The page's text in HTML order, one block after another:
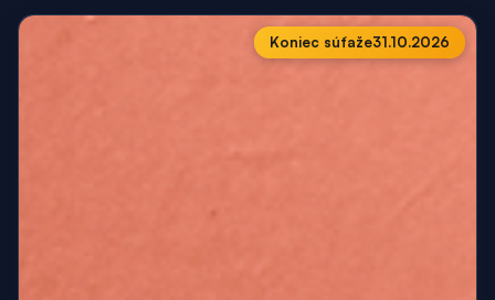
Koniec súťaže31.10.2026